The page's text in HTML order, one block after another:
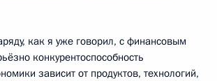
как я уже говорил, с финансовым
конкурентоспособность
зависит от продуктов, технологий,